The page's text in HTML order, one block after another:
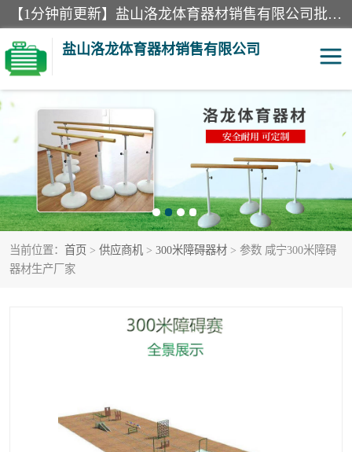
【1分钟前更新】盐山洛龙体育器材销售有限公司批量供应：300米障碍器材、400米障碍器材、部队训练器材、双杠、体操垫、舞蹈把杆等产品。盐山洛龙体育器材销售有限公司经过多年的发展，集研发，生产，销售，售后服务为一体. 奉行“质量，信誉，服务”的宗旨，以开拓创新的精神和真诚守信的态度积极进取。
盐山洛龙体育器材销售有限公司
当前位置： 首页 > 供应商机 > 300米障碍器材 > 参数 咸宁300米障碍
器材生产厂家
单双杠 舞蹈把杆
400米障碍器材 体操垫
300米障碍器材 攀爬架
塑胶跑道 400米障碍器材1